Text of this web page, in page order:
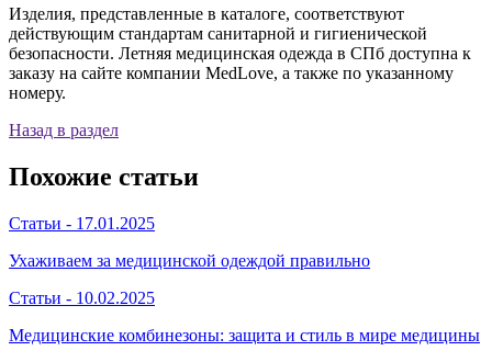
Изделия, представленные в каталоге, соответствуют
действующим стандартам санитарной и гигиенической
безопасности. Летняя медицинская одежда в СПб доступна к
заказу на сайте компании MedLove, а также по указанному
номеру.
Назад в раздел
Похожие статьи
Статьи - 17.01.2025
Ухаживаем за медицинской одеждой правильно
Статьи - 10.02.2025
Медицинские комбинезоны: защита и стиль в мире медицины